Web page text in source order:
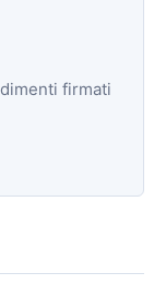
firmati